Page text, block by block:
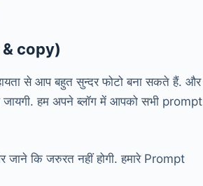
copy)
से आप बहुत सुन्दर फोटो बना सकते हैं. और
जायगी. हम अपने ब्लॉग में आपको सभी prompt
कि जरुरत नहीं होगी. हमारे Prompt